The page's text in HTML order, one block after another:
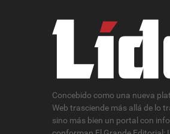
Concebido como una nueva
Web trasciende más allá de lo
sino más bien un portal con